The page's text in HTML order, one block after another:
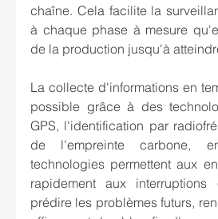
chaîne. Cela facilite la
à chaque phase à mesure
de la production jusqu'à
La collecte d'informations en
possible grâce à des
GPS, l'identification par
de l'empreinte carbone,
technologies permettent aux
rapidement aux
prédire les problèmes futurs,